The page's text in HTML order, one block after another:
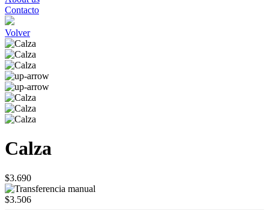
Contacto
Volver
Calza
$3.690
$3.506